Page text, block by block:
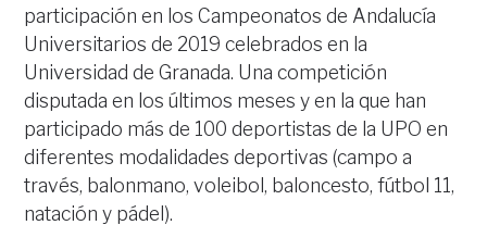
participación en los Campeonatos de Andalucía
Universitarios de 2019 celebrados en la
Universidad de Granada. Una competición
disputada en los últimos meses y en la que han
participado más de 100 deportistas de la UPO en
diferentes modalidades deportivas (campo a
través, balonmano, voleibol, baloncesto, fútbol 11,
natación y pádel).